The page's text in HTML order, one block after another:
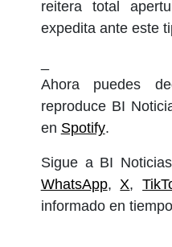
reitera total
expedita ante este
Ahora puedes
reproduce BI
en Spotify.
Sigue a BI
WhatsApp, X,
informado en